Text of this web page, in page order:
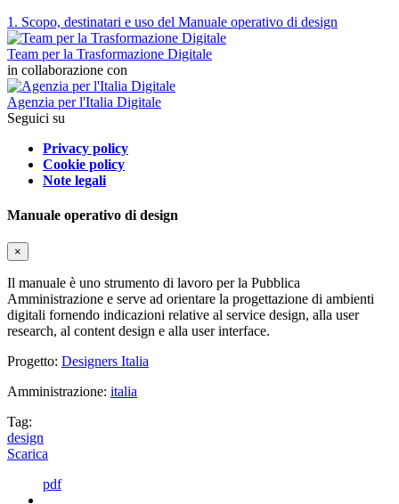
1. Scopo, destinatari e uso del Manuale operativo di design
Team per la Trasformazione Digitale
in collaborazione con
Agenzia per l'Italia Digitale
Seguici su
Privacy policy
Cookie policy
Note legali
Manuale operativo di design
×
Il manuale è uno strumento di lavoro per la Pubblica
Amministrazione e serve ad orientare la progettazione di ambienti
digitali fornendo indicazioni relative al service design, alla user
research, al content design e alla user interface.
Progetto: Designers Italia
Amministrazione: italia
Tag:
design
Scarica
pdf